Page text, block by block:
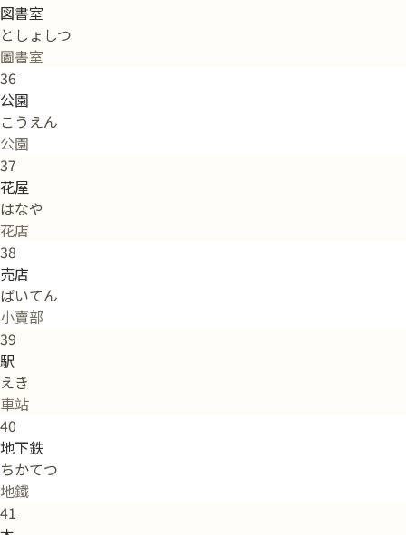
図書室
としょしつ
圖書室
36
公園
こうえん
公園
37
花屋
はなや
花店
38
売店
ばいてん
小賣部
39
駅
えき
車站
40
地下鉄
ちかてつ
地鐵
41